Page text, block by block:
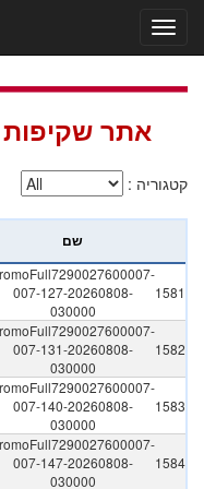
אתר שקיפות
: קטגוריה
שם
007-127-20260808-
030000
1581
007-131-20260808-
030000
1582
007-140-20260808-
030000
1583
007-147-20260808-
030000
1584